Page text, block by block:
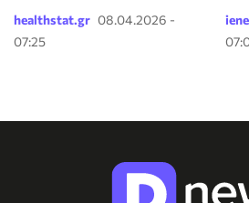
healthstat.gr 08.04.2026 -
07:25